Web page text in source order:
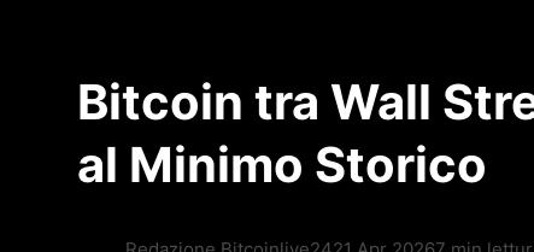
Bitcoin tra Wall
al Minimo Storico